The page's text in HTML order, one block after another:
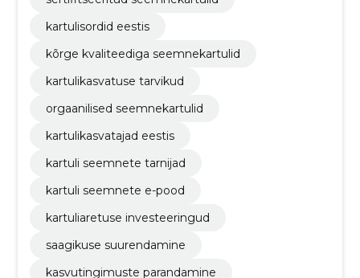
kartulisordid eestis
kõrge kvaliteediga seemnekartulid
kartulikasvatuse tarvikud
orgaanilised seemnekartulid
kartulikasvatajad eestis
kartuli seemnete tarnijad
kartuli seemnete e-pood
kartuliaretuse investeeringud
saagikuse suurendamine
kasvutingimuste parandamine